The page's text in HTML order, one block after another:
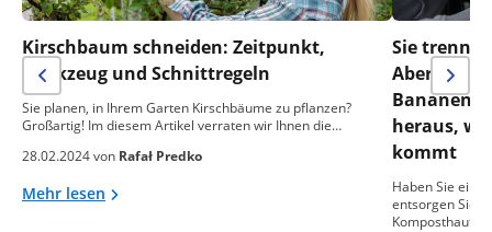
Kirschbaum schneiden: Zeitpunkt,
Werkzeug und Schnittregeln
Sie planen, in Ihrem Garten Kirschbäume zu pflanzen?
Großartig! Im diesem Artikel verraten wir Ihnen die…
28.02.2024 von Rafał Predko
Mehr lesen
Sie
Aber was
heraus,
kommt
Haben Sie
entsorgen Sie